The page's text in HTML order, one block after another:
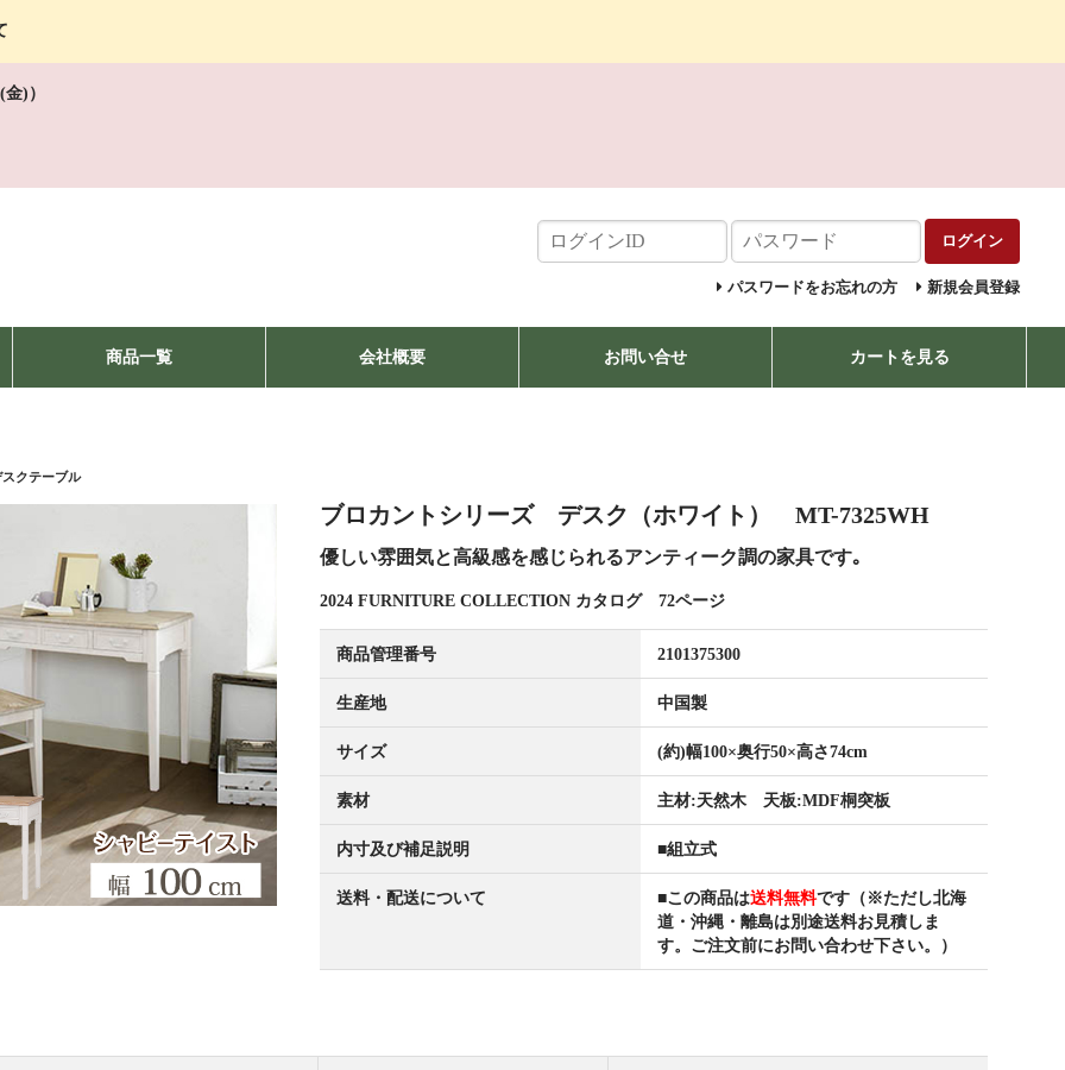
)）
ログイン
パスワードをお忘れの方 新規会員登録
商品一覧 会社概要 お問い合せ カートを見る
スクテーブル
ブロカントシリーズ デスク（ホワイト） MT-7325WH
優しい雰囲気と高級感を感じられるアンティーク調の家具です｡
2024 FURNITURE COLLECTION カタログ 72ページ
商品管理番号 2101375300
生産地 中国製
サイズ (約)幅100×奥行50×高さ74cm
素材 主材:天然木 天板:MDF桐突板
内寸及び補足説明 ■組立式
送料・配送について ■この商品は送料無料です（※ただし北海
道・沖縄・離島は別途送料お見積しま
す。ご注文前にお問い合わせ下さい。）